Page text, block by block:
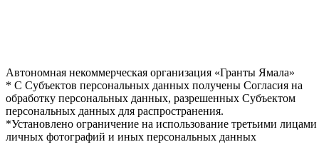
Автономная некоммерческая организация «Гранты Ямала»
* С Субъектов персональных данных получены Согласия на
обработку персональных данных, разрешенных Субъектом
персональных данных для распространения.
*Установлено ограничение на использование третьими лицами
личных фотографий и иных персональных данных